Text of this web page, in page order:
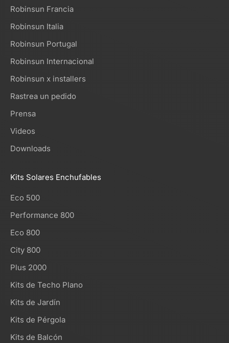
Robinsun Francia
Robinsun Italia
Robinsun Portugal
Robinsun Internacional
Robinsun x installers
Rastrea un pedido
Prensa
Videos
Downloads
Kits Solares Enchufables
Eco 500
Performance 800
Eco 800
City 800
Plus 2000
Kits de Techo Plano
Kits de Jardín
Kits de Pérgola
Kits de Balcón